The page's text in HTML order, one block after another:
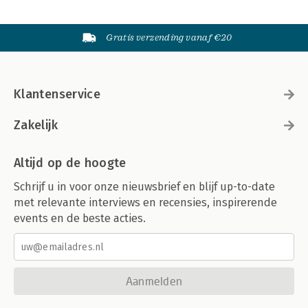
Gratis verzending vanaf €20
Klantenservice
Zakelijk
Altijd op de hoogte
Schrijf u in voor onze nieuwsbrief en blijf up-to-date
met relevante interviews en recensies, inspirerende
events en de beste acties.
Aanmelden